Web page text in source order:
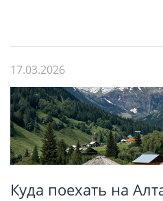
17.03.2026
Куда поехать на